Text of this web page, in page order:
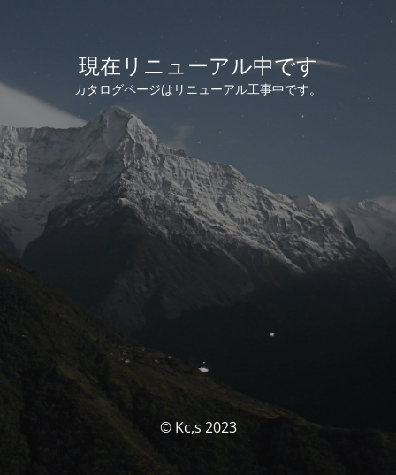
現在リニューアル中です
カタログページはリニューアル工事中です。
© Kc,s 2023